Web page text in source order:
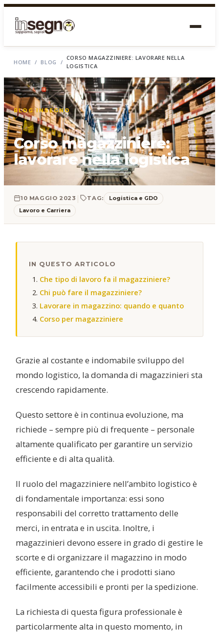
HOME / BLOG /
CORSO MAGAZZINIERE: LAVORARE NELLA
LOGISTICA
BLOG INSEGNO
Corso magazziniere:
lavorare nella logistica
10 MAGGIO 2023 | TAG:
Logistica e GDO
Lavoro e Carriera
IN QUESTO ARTICOLO
Che tipo di lavoro fa il magazziniere?
Chi può fare il magazziniere?
Lavorare in magazzino: quando e quanto
Corso per magazziniere
Grazie al costante e indomabile sviluppo del
mondo logistico, la domanda di magazzinieri sta
crescendo rapidamente.
Questo settore è in continua evoluzione, ma
richiede – sempre più di frequente – personale
altamente qualificato per garantire un servizio
efficiente e di alta qualità.
Il ruolo del magazziniere nell’ambito logistico è
di fondamentale importanza: essi sono
responsabili del corretto trattamento delle
merci, in entrata e in uscita. Inoltre, i
magazzinieri devono essere in grado di gestire le
scorte e di organizzare il magazzino in modo
efficiente, garantendo che i prodotti siano
facilmente accessibili e pronti per la spedizione.
La richiesta di questa figura professionale è
particolarmente alta in questo momento, in